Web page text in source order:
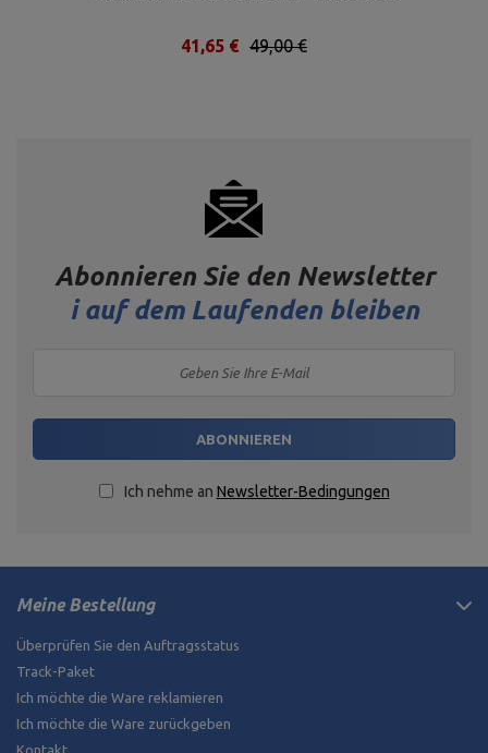
49,00 €
41,65 €
Abonnieren Sie den Newsletter
iauf dem Laufenden bleiben
ABONNIEREN
Ich nehme an Newsletter-Bedingungen
Meine Bestellung
Überprüfen Sie den Auftragsstatus
Track-Paket
Ich möchte die Ware reklamieren
Ich möchte die Ware zurückgeben
Kontakt